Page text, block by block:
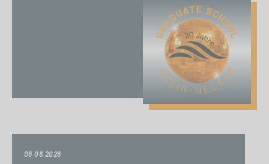
06.08.2026